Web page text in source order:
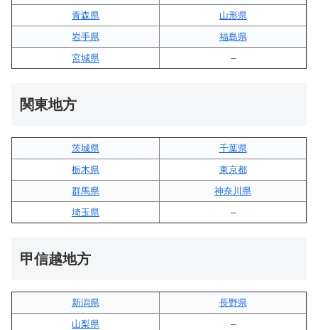
青森県
山形県
岩手県
福島県
宮城県
–
関東地方
茨城県
千葉県
栃木県
東京都
群馬県
神奈川県
埼玉県
–
甲信越地方
新潟県
長野県
山梨県
–